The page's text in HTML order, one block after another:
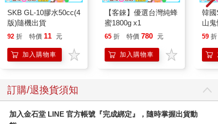
輕摸鼻尖，而鼻子只是規規矩矩地停留在嘴脣上，看不出要往下
垂的跡象。睡了一晚之後，隔天內供起了個大早，第一件事就是
摸摸自己的鼻子，發現它還是一樣短。這時候，他的心情有如達
成抄寫《法華經》的功德，好幾年不曾這麼暢快。
然而，在之後的兩、三天裡，內供發現了意料之外的事實……
（待續，請直接閱讀本書）
SKB GL-10膠水50cc(4
版)隨機出貨
92 折 特價 11 元
加入購物車
【客錸】優選台灣純蜂
蜜1800g x1
65 折 特價 780 元
加入購物車
韓
山
450
59 折
訂購/退換貨須知
加入金石堂 LINE 官方帳號『完成綁定』，隨時掌握出貨動